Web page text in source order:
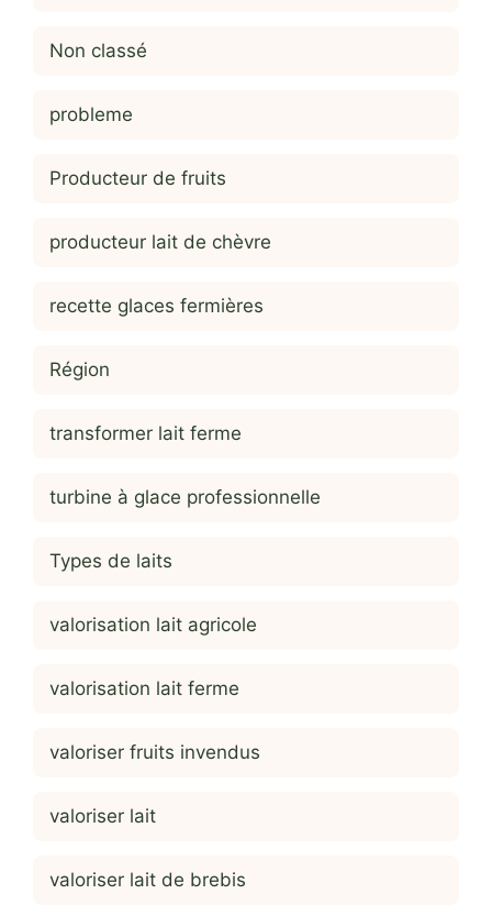
Non classé
probleme
Producteur de fruits
producteur lait de chèvre
recette glaces fermières
Région
transformer lait ferme
turbine à glace professionnelle
Types de laits
valorisation lait agricole
valorisation lait ferme
valoriser fruits invendus
valoriser lait
valoriser lait de brebis